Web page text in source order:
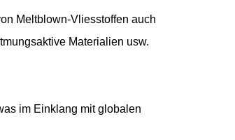
Meltblown-Vliesstoffen auch
Materialien usw.
im Einklang mit globalen